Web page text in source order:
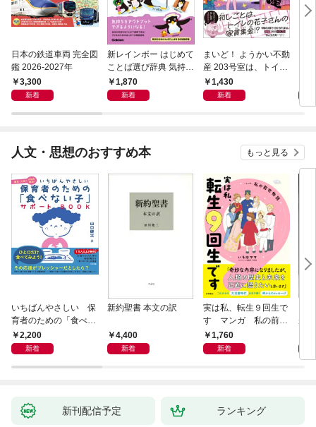
日本の鉄道車両 完全図
鑑 2026-2027年
3,300
新着
新レインボー はじめて
ことば選び辞典 気持ち
のことば
1,870
新着
まいど！ ようかい不動
産 203号室は、トイレ
の花子さんの部屋？
1,430
新着
人文・思想のおすすめ本 もっと見る
いちばんやさしい 保
育者のための「食べな
い子」サポートＢＯＯ
Ｋ 偏食・少食のお悩
2,200
新着
新約聖書 本文の訳
4,400
新着
実は私、転生９回生で
す マンガ 私の前世
物語1,760
新着
が
新刊配信予定 ランキング